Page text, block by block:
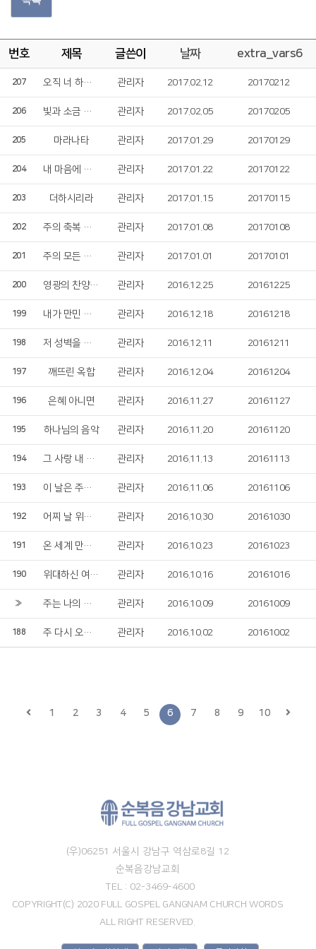
번호 제목 글쓴이 날짜 extra_vars6
207 오직 너 하나님의 사람이 관리자 2017.02.12 20170212
206 빛과 소금 되어 관리자 2017.02.05 20170205
205 마라나타 관리자 2017.01.29 20170129
204 내 마음에 주를 향한 사랑이 관리자 2017.01.22 20170122
203 더하시리라 관리자 2017.01.15 20170115
202 주의 축복 내려주소서 관리자 2017.01.08 20170108
201 주의 모든 일에 감사드리며 관리자 2017.01.01 20170101
200 영광의 찬양 모음곡 관리자 2016.12.25 20161225
199 내가 만민 중에 관리자 2016.12.18 20161218
198 저 성벽을 향해 관리자 2016.12.11 20161211
197 깨뜨린 옥합 관리자 2016.12.04 20161204
196 은혜 아니면 관리자 2016.11.27 20161127
195 하나님의 음악 관리자 2016.11.20 20161120
194 그 사랑 내 생명 관리자 2016.11.13 20161113
193 이 날은 주의 날 관리자 2016.11.06 20161106
192 어찌 날 위함이온지 관리자 2016.10.30 20161030
191 온 세계 만민 다 기쁜 찬미하여라 관리자 2016.10.23 20161023
190 위대하신 여호와 관리자 2016.10.16 20161016
» 주는 나의 목자 관리자 2016.10.09 20161009
188 주 다시 오시리 관리자 2016.10.02 20161002
1 2 3 4 5 6 7 8 9 10
(우)06251 서울시 강남구 역삼로8길 12
순복음강남교회
TEL : 02-3469-4600
COPYRIGHT(C) 2020 FULL GOSPEL GANGNAM CHURCH WORDS
ALL RIGHT RESERVED.